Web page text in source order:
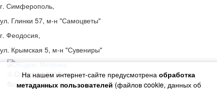
На нашем интернет-сайте предусмотрена обработка
метаданных пользователей (файлов cookie, данных об
г. Симферополь,
ул. Глинки 57, м-н "Самоцветы"
г. Феодосия,
ул. Крымская 5, м-н "Сувениры"
© Copyright 2017 год.
Все авторские права, включая смежные авторские,